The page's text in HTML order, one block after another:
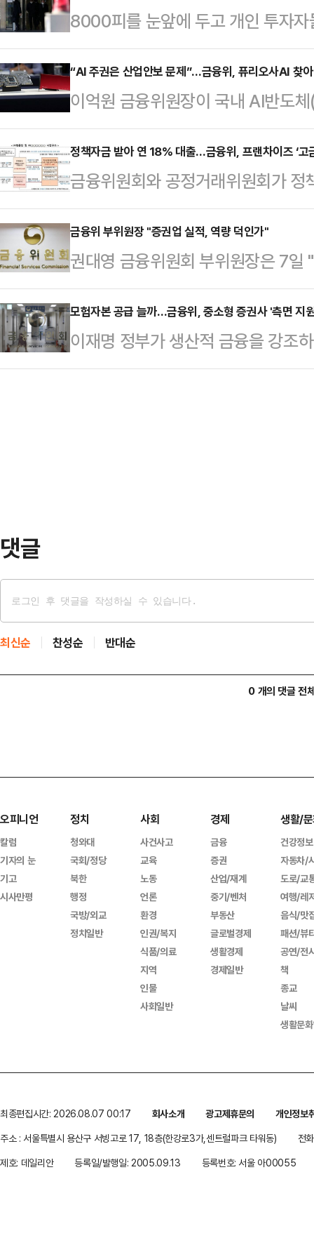
8000피를 눈앞에 두고 개인 투자
타 중심의 개미 투자 성향이 '독'이
덕에 국내증시 상승세가 거듭되는
일종목 레버리지·인버스 상장지수
에 따른 변동성 장세 가능성이 높아
문 부원장은 11일 여의도 금감원 본
에서 "우리 주식시장은 개인 투자
투자자가 손쉽…
“AI 주권은 산업안보 문제”…금융위, 퓨리오사AI 찾아
이억원 금융위원장이 국내 AI반도
AI 반도체와 파운데이션 모델 육성
AI’를 국가 전략 과제로 규정하고
본격화하는 모습이다.금융위원회
AI 본사를 방문해 업스테이지, LG
들과 간담회를 열었다고 밝혔다.현
진행됐다.이 위원장은 모두발언에
산업 질…
정책자금 받아 연 18% 대출…금융위, 프랜차이즈 ‘고
금융위원회와 공정거래위원회가
출을 제공한 프랜차이즈 사업 구조
은 가맹본부가 특수관계 대부업체
대출을 제공한 사례가 확인되면서
용한 가맹본부의 고금리 부당대출
정보공개 확대, 대부업 규제 보완
명륜진사갈비 운영사인 ㈜명륜당
사 결과 정책자금 대출을 받은…
금융위 부위원장 "증권업 실적, 역량 덕인가"
권대영 금융위원회 부위원장은 7
역량'에 바탕한 것인지, 아니면 초
경에 기인한 것인지 되돌아볼 시점
도 금융투자협회에서 진행된 '금투
발언에서 "최근 수년간 사상 최대
모험자본 공급 늘까…금융위, 중소형 증권사 '측면 지
이재명 정부가 생산적 금융을 강조
급을 촉구하는 가운데 금융당국이
댓글
최신순 찬성순 반대순
0 개의 댓글 전
오피니언
칼럼
기자의 눈
기고
시사만평
정치
청와대
국회/정당
북한
행정
국방/외교
정치일반
사회
사건사고
교육
노동
언론
환경
인권/복지
식품/의료
지역
인물
사회일반
경제
금융
증권
산업/재계
중기/벤처
부동산
글로벌경제
생활경제
경제일반
생활/
건강정보
자동차/
도로/교
여행/레
음식/맛
패션/뷰
공연/전
책
종교
날씨
생활문
최종편집시간: 2026.08.07 00:17 회사소개 광고제휴문의
개인정보
주소 : 서울특별시 용산구 서빙고로 17, 18층(한강로3가,센트럴파크 타워동)
전
제호: 데일리안
등록일/발행일: 2005.09.13 등록번호: 서울 아00055